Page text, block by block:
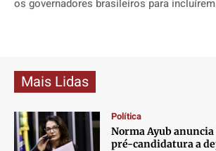
os governadores brasileiros para
Mais Lidas
Política
Norma Ayub
pré-candidatura a